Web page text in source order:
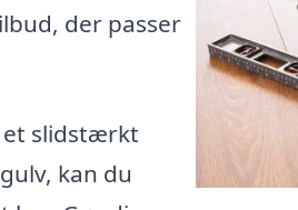
der passer
et slidstærkt
kan du